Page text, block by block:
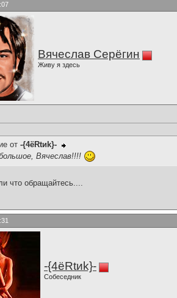
Вячеслав Серёгин
Живу я здесь
от -{4ёRtиk}-
Вячеслав!!!!
что обращайтесь....
-{4ёRtиk}-
Собеседник